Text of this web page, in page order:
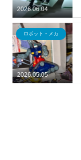
2026.06.04
2026.05.05
ロボット・メカ